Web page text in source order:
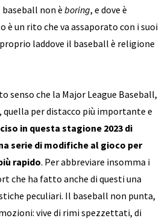
non è boring, e dove è
un rito che va assaporato con i suoi
laddove il baseball è religione
senso che la Major League Baseball,
quella per distacco più importante e
in questa stagione 2023 di
serie di modifiche al gioco per
rapido. Per abbreviare insomma i
che ha fatto anche di questi una
peculiari. Il baseball non punta,
vive di rimi spezzettati, di